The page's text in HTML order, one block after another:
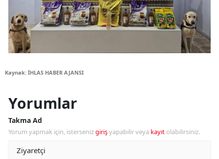
Kaynak: İHLAS HABER AJANSI
Yorumlar
Takma Ad
Yorum yapmak için, istersenizgirişyapabilir veya kayıt olabilirsiniz.